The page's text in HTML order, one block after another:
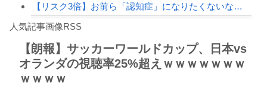
Powered by livedoor 相互RSS
【リスク3倍】お前ら「認知症」になりたくないなら酒をやめろ
白石「あ、あきら様……？」あきら「……白石」
8/4のニュース
人気記事画像RSS
【朗報】サッカーワールドカップ、日本vs
オランダの視聴率25%超えｗｗｗｗｗｗｗ
ｗｗｗｗ